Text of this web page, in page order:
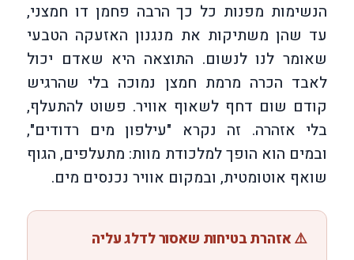
הנשימות מפנות כל כך הרבה פחמן דו חמצני,
עד שהן משתיקות את מנגנון האזעקה הטבעי
שאומר לנו לנשום. התוצאה היא שאדם יכול
לאבד הכרה מרמת חמצן נמוכה בלי שהרגיש
קודם שום דחף לשאוף אוויר. פשוט להתעלף,
בלי אזהרה. זה נקרא "עילפון מים רדודים",
ובמים הוא הופך למלכודת מוות: מתעלפים, הגוף
שואף אוטומטית, ובמקום אוויר נכנסים מים.
⚠️ אזהרת בטיחות שאסור לדלג עליה